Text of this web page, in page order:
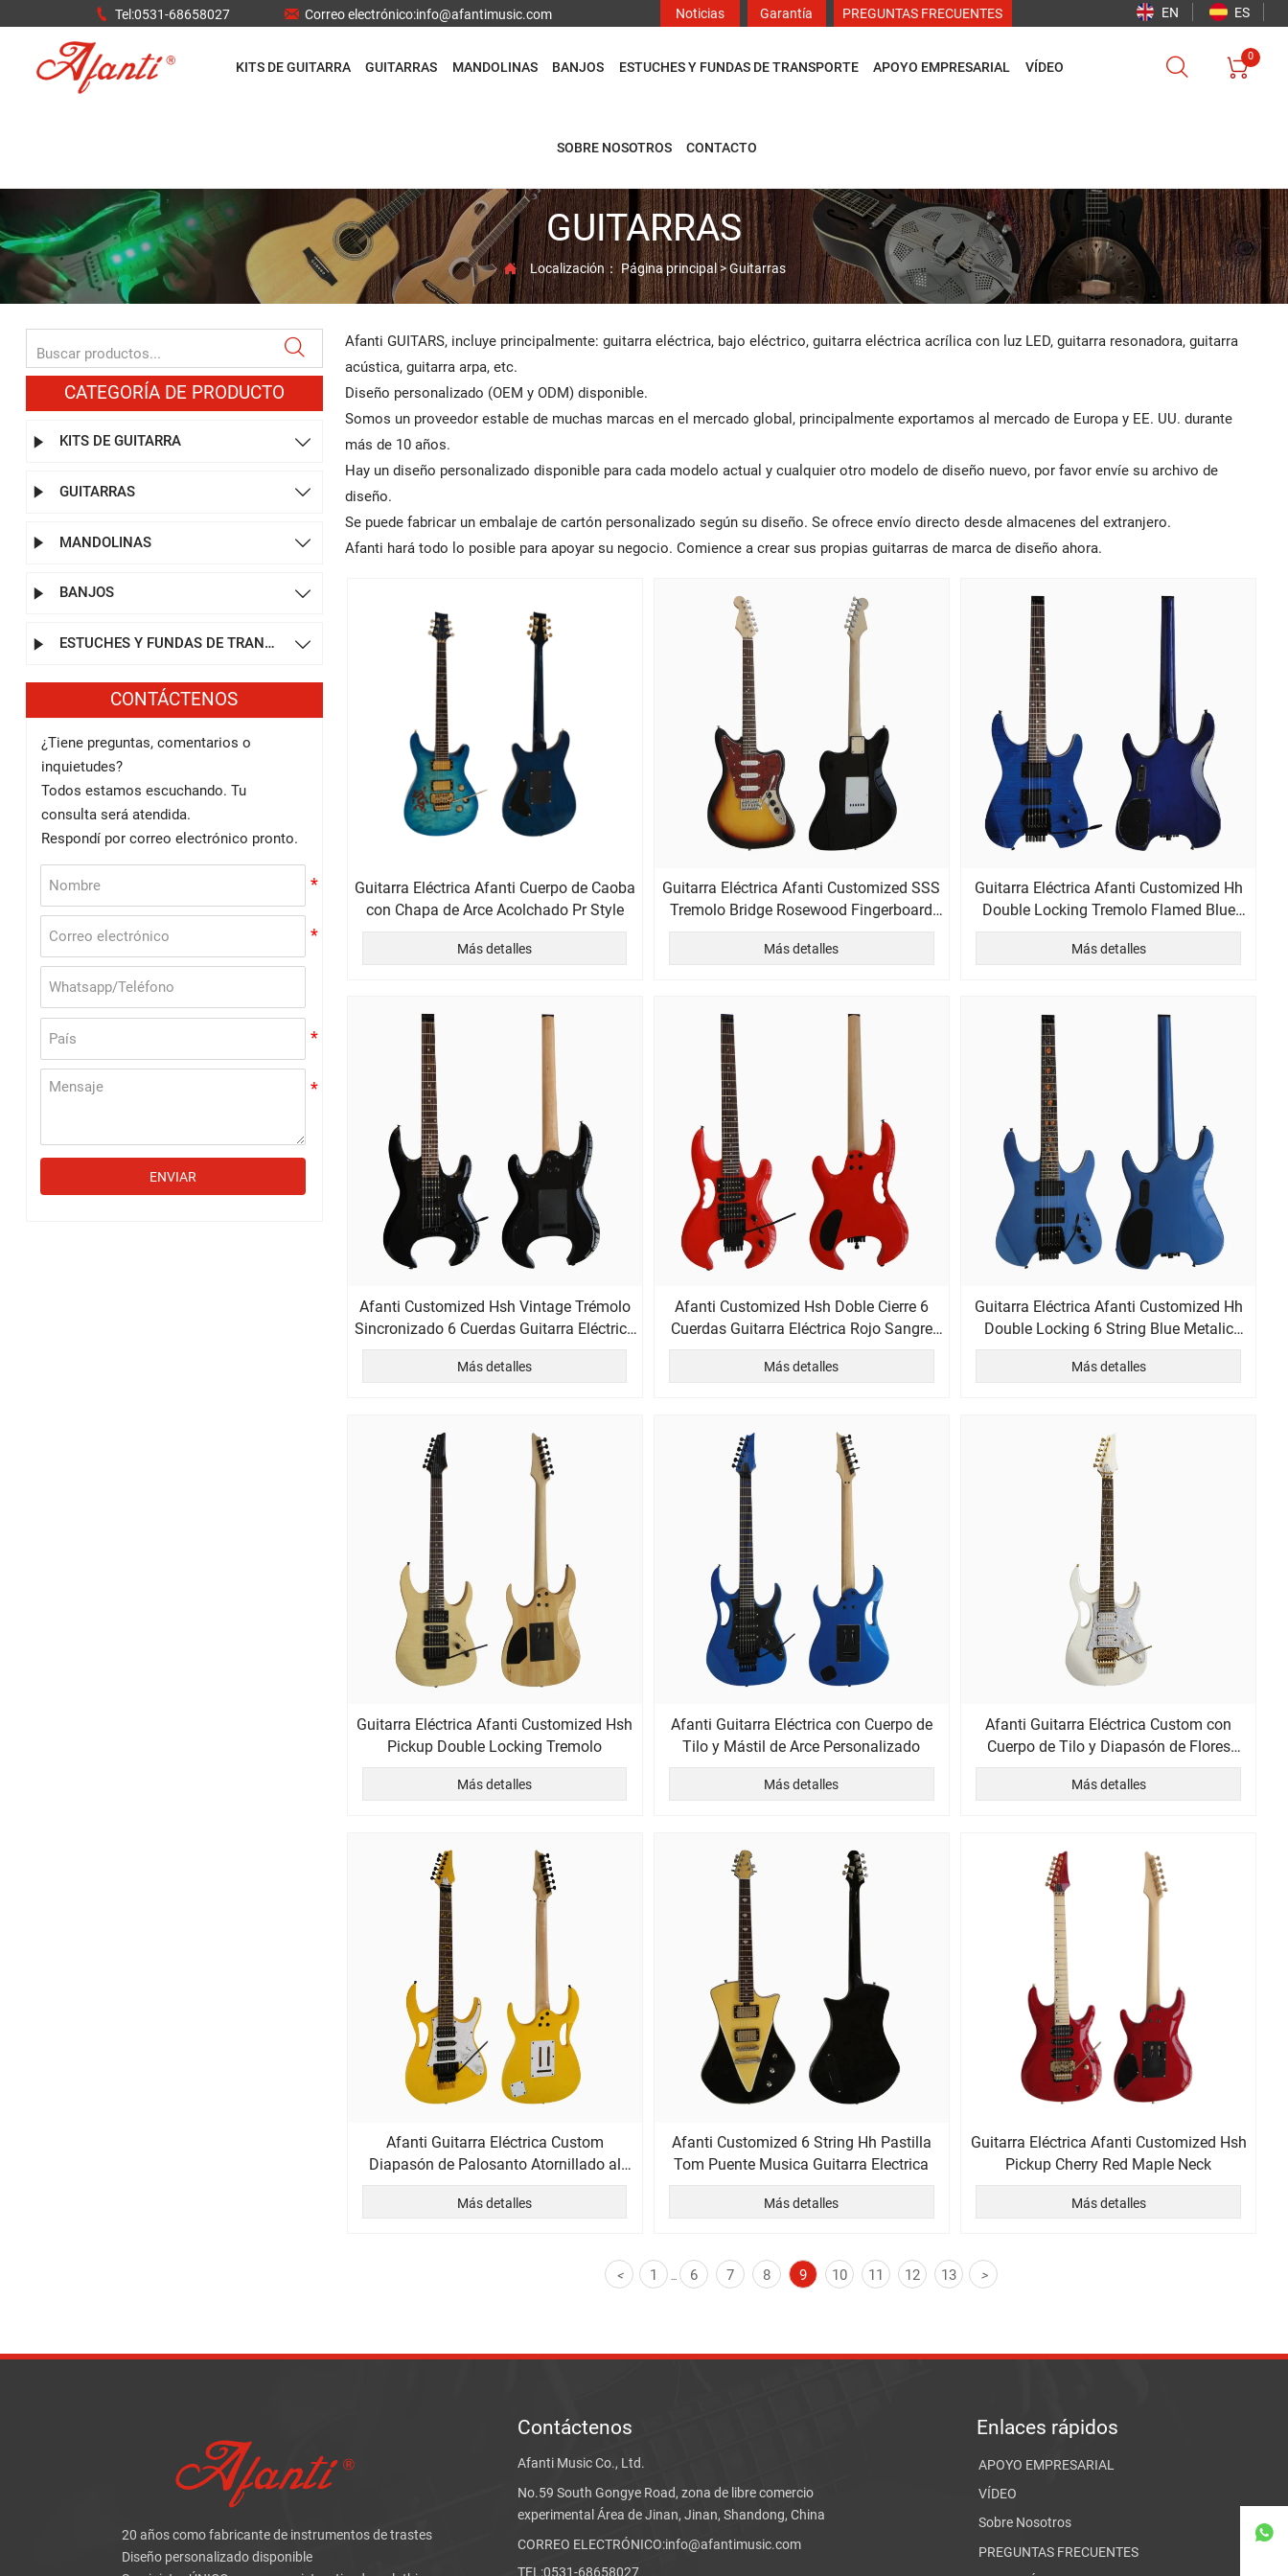
 Tel:0531-68658027  Correo electrónico:info@afantimusic.com Noticias Garantía PREGUNTAS FRECUENTES EN ES
KITS DE GUITARRA GUITARRAS MANDOLINAS BANJOS ESTUCHES Y FUNDAS DE TRANSPORTE APOYO EMPRESARIAL VÍDEO
SOBRE NOSOTROS CONTACTO
 
0
GUITARRAS
 Localización：Página principal>Guitarras

CATEGORÍA DE PRODUCTO
 KITS DE GUITARRA 
 GUITARRAS 
 MANDOLINAS 
 BANJOS 
 ESTUCHES Y FUNDAS DE TRANSPORTE 
CONTÁCTENOS
¿Tiene preguntas, comentarios o
inquietudes?
Todos estamos escuchando. Tu
consulta será atendida.
Respondí por correo electrónico pronto.
ENVIAR
Afanti GUITARS, incluye principalmente: guitarra eléctrica, bajo eléctrico, guitarra eléctrica acrílica con luz LED, guitarra resonadora, guitarra
acústica, guitarra arpa, etc.
Diseño personalizado (OEM y ODM) disponible.
Somos un proveedor estable de muchas marcas en el mercado global, principalmente exportamos al mercado de Europa y EE. UU. durante
más de 10 años.
Hay un diseño personalizado disponible para cada modelo actual y cualquier otro modelo de diseño nuevo, por favor envíe su archivo de
diseño.
Se puede fabricar un embalaje de cartón personalizado según su diseño. Se ofrece envío directo desde almacenes del extranjero.
Afanti hará todo lo posible para apoyar su negocio. Comience a crear sus propias guitarras de marca de diseño ahora.
Guitarra Eléctrica Afanti Cuerpo de Caoba
con Chapa de Arce Acolchado Pr Style
Más detalles
Guitarra Eléctrica Afanti Customized SSS
Tremolo Bridge Rosewood Fingerboard
Sunburst
Más detalles
Guitarra Eléctrica Afanti Customized Hh
Double Locking Tremolo Flamed Blue
Headless
Más detalles
Afanti Customized Hsh Vintage Trémolo
Sincronizado 6 Cuerdas Guitarra Eléctrica
Sin Cabeza
Más detalles
Afanti Customized Hsh Doble Cierre 6
Cuerdas Guitarra Eléctrica Rojo Sangre
Sin Cabeza
Más detalles
Guitarra Eléctrica Afanti Customized Hh
Double Locking 6 String Blue Metalic
Headless
Más detalles
Guitarra Eléctrica Afanti Customized Hsh
Pickup Double Locking Tremolo
Más detalles
Afanti Guitarra Eléctrica con Cuerpo de
Tilo y Mástil de Arce Personalizado
Más detalles
Afanti Guitarra Eléctrica Custom con
Cuerpo de Tilo y Diapasón de Flores
Incrustado
Más detalles
Afanti Guitarra Eléctrica Custom
Diapasón de Palosanto Atornillado al
Mástil
Más detalles
Afanti Customized 6 String Hh Pastilla
Tom Puente Musica Guitarra Electrica
Más detalles
Guitarra Eléctrica Afanti Customized Hsh
Pickup Cherry Red Maple Neck
Más detalles
< 1 6 7 8 9 10 11 12 13 >
20 años como fabricante de instrumentos de trastes
Diseño personalizado disponible
Contáctenos
Afanti Music Co., Ltd.
No.59 South Gongye Road, zona de libre comercio
experimental Área de Jinan, Jinan, Shandong, China
CORREO ELECTRÓNICO:info@afantimusic.com
TEL:0531-68658027
Enlaces rápidos
APOYO EMPRESARIAL
VÍDEO
Sobre Nosotros
PREGUNTAS FRECUENTES
